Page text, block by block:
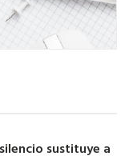
sustituye a